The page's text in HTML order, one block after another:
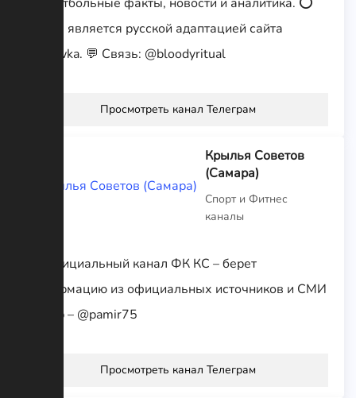
Канал является русской адаптацией сайта
Squawka. 💬 Связь: @bloodyritual
Просмотреть канал Телеграм
Крылья Советов
(Самара)
Спорт и Фитнес
каналы
Неофициальный канал ФК КС – берет
информацию из официальных источников и СМИ
Автор – @pamir75
Просмотреть канал Телеграм